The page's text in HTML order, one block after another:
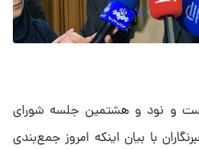
و نود و هشتمین جلسه شورای
با بیان اینکه امروز جمع‌بندی